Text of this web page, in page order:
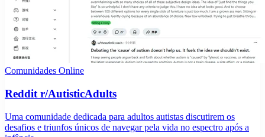
Comunidades Online
Reddit r/AutisticAdults
Uma comunidade dedicada para adultos autistas discutirem os
desafios e triunfos únicos de navegar pela vida no espectro após a